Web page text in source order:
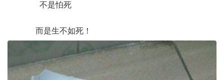
不是怕死
而是生不如死！